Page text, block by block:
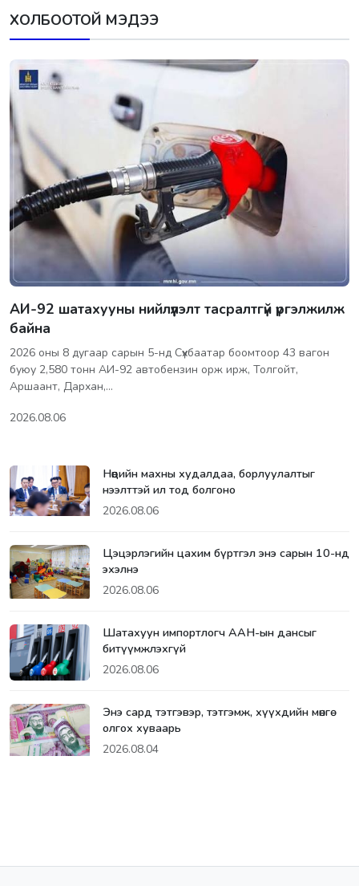
ХОЛБООТОЙ МЭДЭЭ
АИ-92 шатахууны нийлүүлэлт тасралтгүй үргэлжилж
байна
2026 оны 8 дугаар сарын 5-нд Сүхбаатар боомтоор 43 вагон
буюу 2,580 тонн АИ-92 автобензин орж ирж, Толгойт,
Аршаант, Дархан,…
2026.08.06
Нөөцийн махны худалдаа, борлуулалтыг
нээлттэй ил тод болгоно
2026.08.06
Цэцэрлэгийн цахим бүртгэл энэ сарын 10-нд
эхэлнэ
2026.08.06
Шатахуун импортлогч ААН-ын дансыг
битүүмжлэхгүй
2026.08.06
Энэ сард тэтгэвэр, тэтгэмж, хүүхдийн мөнгө
олгох хуваарь
2026.08.04